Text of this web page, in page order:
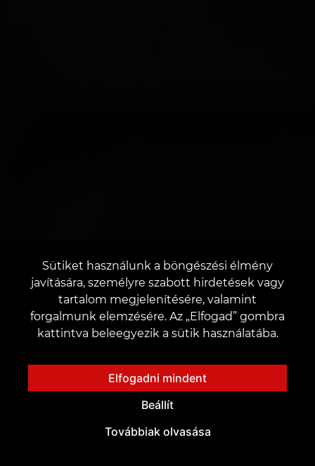
Sütiket használunk a böngészési élmény
javítására, személyre szabott hirdetések vagy
tartalom megjelenítésére, valamint
forgalmunk elemzésére. Az „Elfogad” gombra
kattintva beleegyezik a sütik használatába.
Elfogadni mindent
Beállít
Továbbiak olvasása